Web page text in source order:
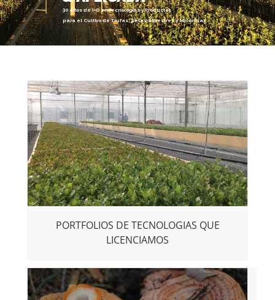
30 años de I+D en Tecnologías y Productos
para el Cultivo de Trufas, Setas Silvestres y Micorrizas
PORTFOLIOS DE TECNOLOGIAS QUE
LICENCIAMOS